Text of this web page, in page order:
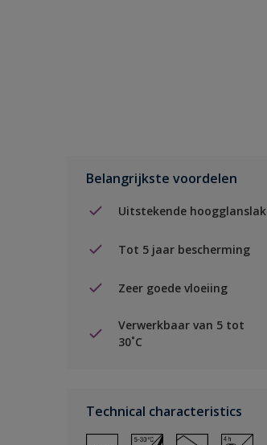
Belangrijkste voordelen
Uitstekende hoogglanslak
Tot 5 jaar bescherming
Zeer goede vloeiing
Verwerkbaar van 5 tot
30˚C
Technical characteristics